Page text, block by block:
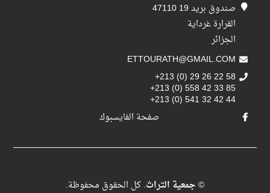
صندوق بريد 19 47110
القرارة غرداية
الجزائر
ETTOURATH@GMAIL.COM
+213 (0) 29 26 22 58
+213 (0) 558 42 33 85
+213 (0) 541 32 42 44
صفحة الفايسبوك
©جمعية التراث. كل الحقوق محفوظة.